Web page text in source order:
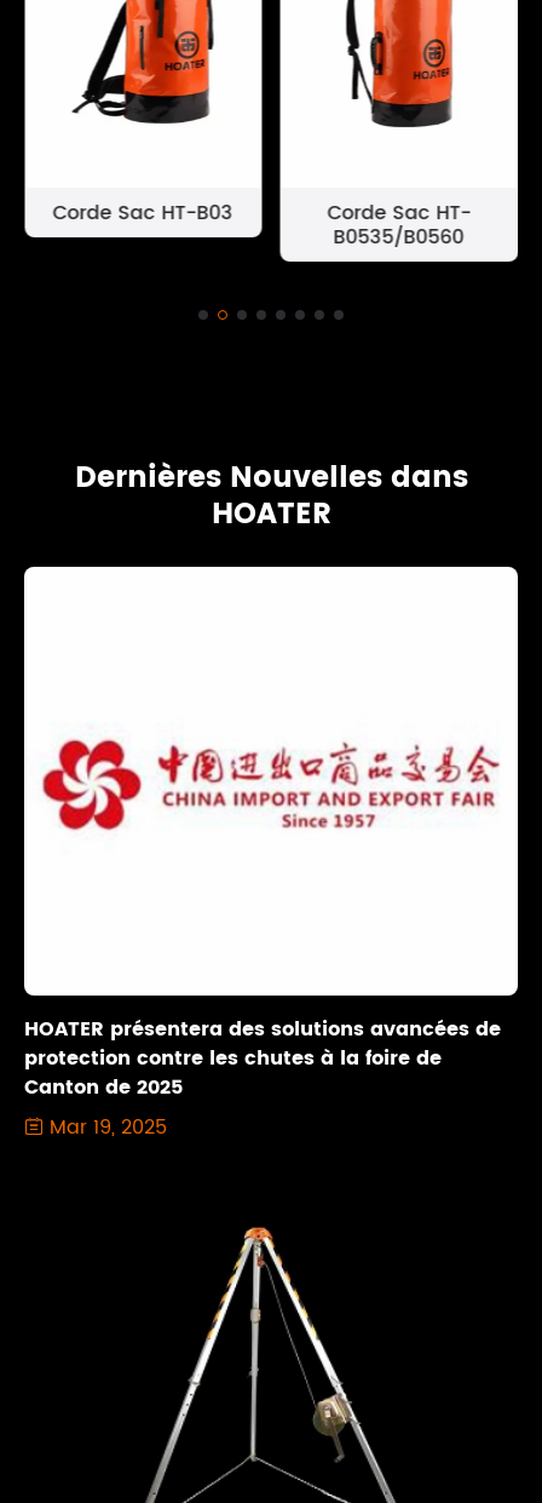
Corde Sac HT-B03 Corde Sac HT-
B0535/B0560
Dernières Nouvelles dans
HOATER
HOATER présentera des solutions avancées de
protection contre les chutes à la foire de
Canton de 2025
 Mar 19, 2025